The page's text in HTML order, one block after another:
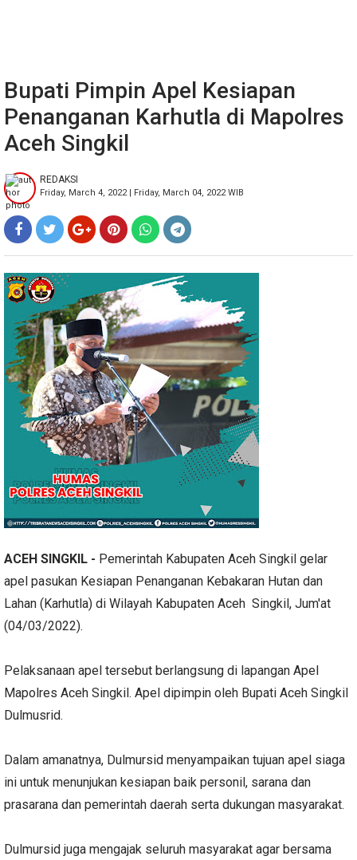
Bupati Pimpin Apel Kesiapan
Penanganan Karhutla di Mapolres
Aceh Singkil
REDAKSI
Friday, March 4, 2022 | Friday, March 04, 2022 WIB
ACEH SINGKIL - Pemerintah Kabupaten Aceh Singkil gelar
apel pasukan Kesiapan Penanganan Kebakaran Hutan dan
Lahan (Karhutla) di Wilayah Kabupaten Aceh Singkil, Jum'at
(04/03/2022).
Pelaksanaan apel tersebut berlangsung di lapangan Apel
Mapolres Aceh Singkil. Apel dipimpin oleh Bupati Aceh Singkil
Dulmusrid.
Dalam amanatnya, Dulmursid menyampaikan tujuan apel siaga
ini untuk menunjukan kesiapan baik personil, sarana dan
prasarana dan pemerintah daerah serta dukungan masyarakat.
Dulmursid juga mengajak seluruh masyarakat agar bersama